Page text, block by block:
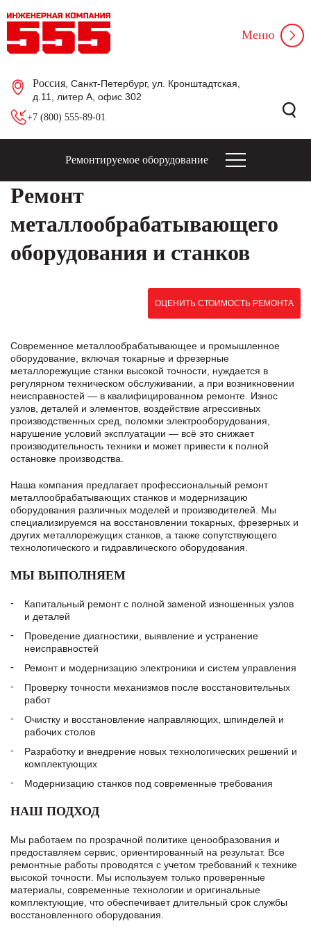
Россия , Санкт-Петербург, ул. Кронштадтская,
д.11, литер А, офис 302
+7 (800) 555-89-01
Меню
Ремонтируемое оборудование
Ремонт
металлообрабатывающего
оборудования и станков
ОЦЕНИТЬ СТОИМОСТЬ РЕМОНТА
Современное металлообрабатывающее и промышленное
оборудование, включая токарные и фрезерные
металлорежущие станки высокой точности, нуждается в
регулярном техническом обслуживании, а при возникновении
неисправностей — в квалифицированном ремонте. Износ
узлов, деталей и элементов, воздействие агрессивных
производственных сред, поломки электрооборудования,
нарушение условий эксплуатации — всё это снижает
производительность техники и может привести к полной
остановке производства.
Наша компания предлагает профессиональный ремонт
металлообрабатывающих станков и модернизацию
оборудования различных моделей и производителей. Мы
специализируемся на восстановлении токарных, фрезерных и
других металлорежущих станков, а также сопутствующего
технологического и гидравлического оборудования.
МЫ ВЫПОЛНЯЕМ
Капитальный ремонт с полной заменой изношенных узлов
и деталей
Проведение диагностики, выявление и устранение
неисправностей
Ремонт и модернизацию электроники и систем управления
Проверку точности механизмов после восстановительных
работ
Очистку и восстановление направляющих, шпинделей и
рабочих столов
Разработку и внедрение новых технологических решений и
комплектующих
Модернизацию станков под современные требования
НАШ ПОДХОД
Мы работаем по прозрачной политике ценообразования и
предоставляем сервис, ориентированный на результат. Все
ремонтные работы проводятся с учетом требований к технике
высокой точности. Мы используем только проверенные
материалы, современные технологии и оригинальные
комплектующие, что обеспечивает длительный срок службы
восстановленного оборудования.